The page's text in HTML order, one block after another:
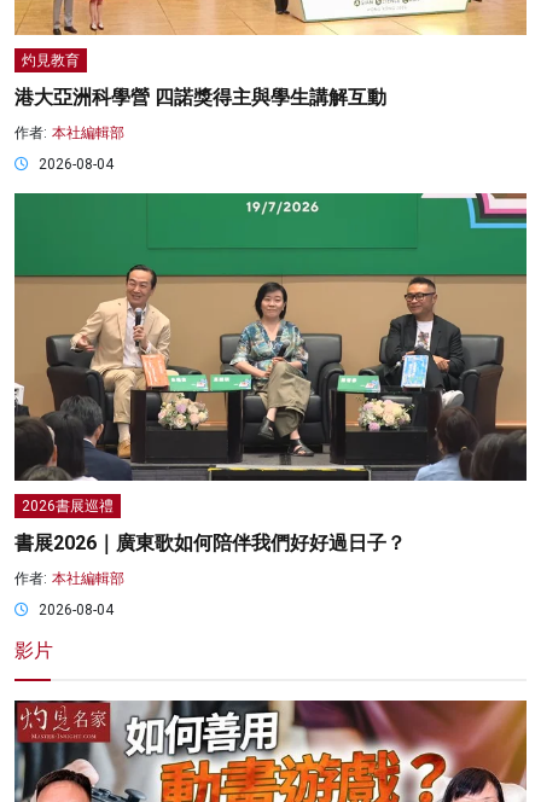
灼見教育
港大亞洲科學營 四諾獎得主與學生講解互動
作者: 本社編輯部
2026-08-04
2026書展巡禮
書展2026｜廣東歌如何陪伴我們好好過日子？
作者: 本社編輯部
2026-08-04
影片